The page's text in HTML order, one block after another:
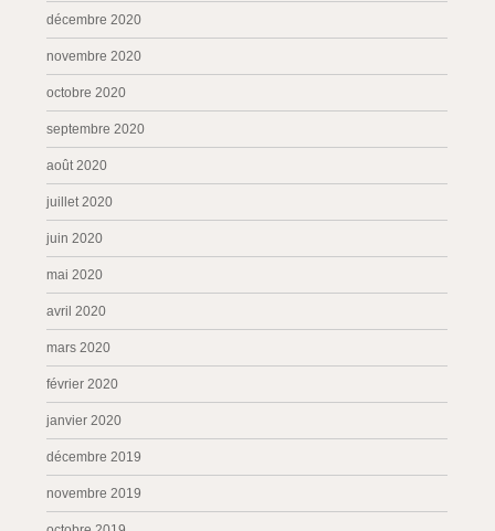
décembre 2020
novembre 2020
octobre 2020
septembre 2020
août 2020
juillet 2020
juin 2020
mai 2020
avril 2020
mars 2020
février 2020
janvier 2020
décembre 2019
novembre 2019